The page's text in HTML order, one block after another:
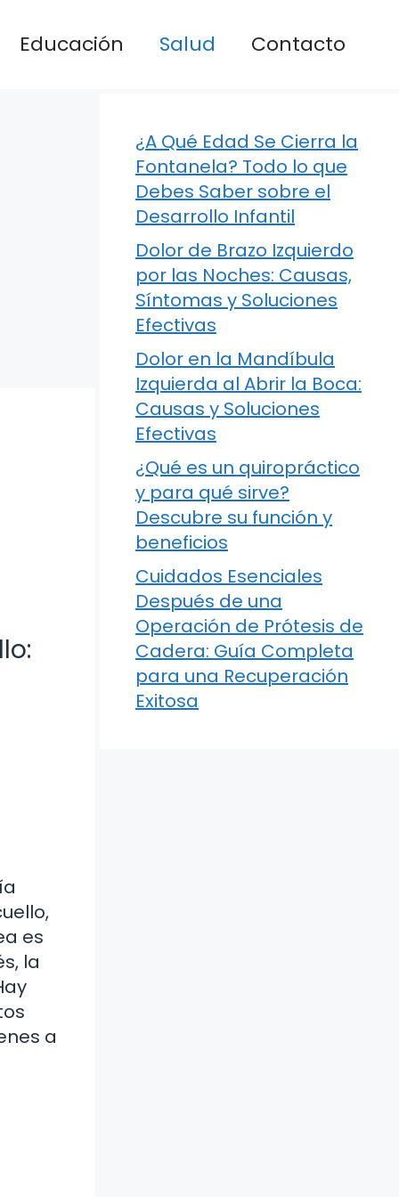
Educación Salud Contacto
es
la
a
¿A Qué Edad Se Cierra la
Fontanela? Todo lo que
Debes Saber sobre el
Desarrollo Infantil
Dolor de Brazo Izquierdo
por las Noches: Causas,
Síntomas y Soluciones
Efectivas
Dolor en la Mandíbula
Izquierda al Abrir la Boca:
Causas y Soluciones
Efectivas
¿Qué es un quiropráctico
y para qué sirve?
Descubre su función y
beneficios
Cuidados Esenciales
Después de una
Operación de Prótesis de
Cadera: Guía Completa
para una Recuperación
Exitosa